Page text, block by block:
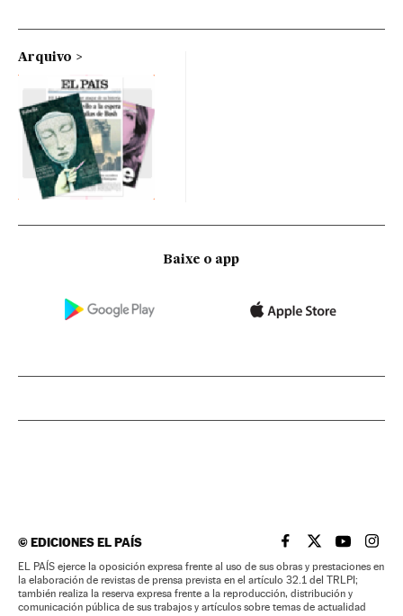
Arquivo
Baixe o app
©EDICIONES EL PAÍS EL PAÍS BRASIL EN
EL PAÍSEL PAÍS
EL
EL PAÍS ejerce la oposición expresa frente al uso de sus obras y prestaciones en
la elaboración de revistas de prensa prevista en el artículo 32.1 del TRLPI;
también realiza la reserva expresa frente a la reproducción, distribución y
comunicación pública de sus trabajos y artículos sobre temas de actualidad